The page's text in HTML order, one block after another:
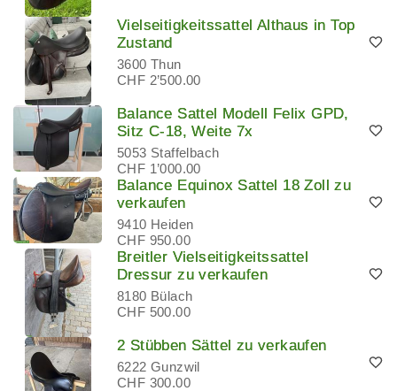
Vielseitigkeitssattel Althaus in Top
Zustand
3600 Thun
CHF 2’500.00
Balance Sattel Modell Felix GPD,
Sitz C-18, Weite 7x
5053 Staffelbach
CHF 1’000.00
Balance Equinox Sattel 18 Zoll zu
verkaufen
9410 Heiden
CHF 950.00
Breitler Vielseitigkeitssattel
Dressur zu verkaufen
8180 Bülach
CHF 500.00
2 Stübben Sättel zu verkaufen
6222 Gunzwil
CHF 300.00